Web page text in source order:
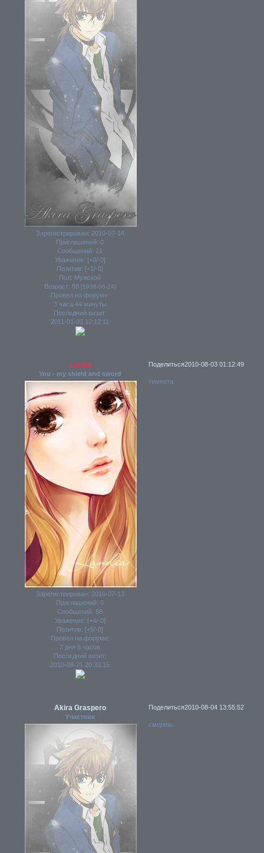
Зарегистрирован: 2010-07-14
Приглашений: 0
Сообщений: 21
Уважение: [+0/-0]
Позитив: [+1/-0]
Пол: Мужской
Возраст: 88 [1938-06-24]
Провел на форуме:
3 часа 44 минуты
Последний визит:
2011-01-03 12:12:11
Поделиться2010-08-03 01:12:49
Landia
You - my shield and sword
Зарегистрирован: 2010-07-13
Приглашений: 0
Сообщений: 88
Уважение: [+4/-0]
Позитив: [+5/-0]
Провел на форуме:
2 дня 5 часов
Последний визит:
2010-09-21 20:33:15
темнота
Поделиться2010-08-04 13:55:52
Akira Graspero
Участник
cмерть.